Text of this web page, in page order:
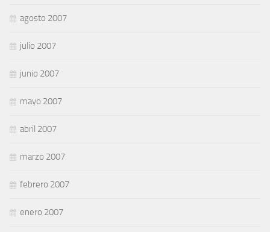
agosto 2007
julio 2007
junio 2007
mayo 2007
abril 2007
marzo 2007
febrero 2007
enero 2007